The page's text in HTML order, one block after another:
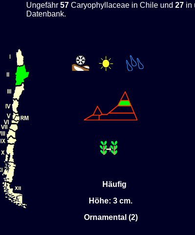
Ungefähr 57 Caryophyllaceae in Chile und 27 in
Datenbank.
Häufig
Höhe: 3 cm.
Ornamental (2)